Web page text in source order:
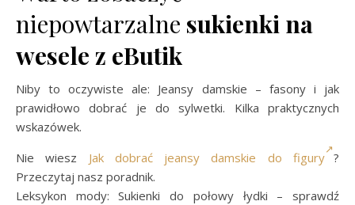
niepowtarzalne sukienki na
wesele z eButik
Niby to oczywiste ale: Jeansy damskie – fasony i jak
prawidłowo dobrać je do sylwetki. Kilka praktycznych
wskazówek.
Nie wiesz Jak dobrać jeansy damskie do figury ?
Przeczytaj nasz poradnik.
Leksykon mody: Sukienki do połowy łydki – sprawdź